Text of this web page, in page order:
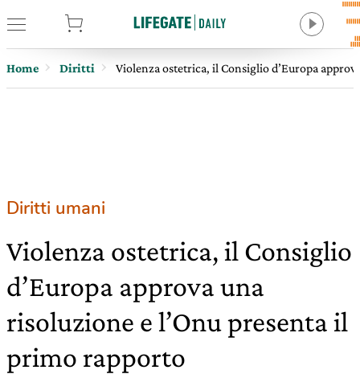
Home Diritti Violenza ostetrica, il Consiglio d’Europa
Diritti umani
Violenza ostetrica, il Consiglio
d’Europa approva una
risoluzione e l’Onu presenta il
primo rapporto